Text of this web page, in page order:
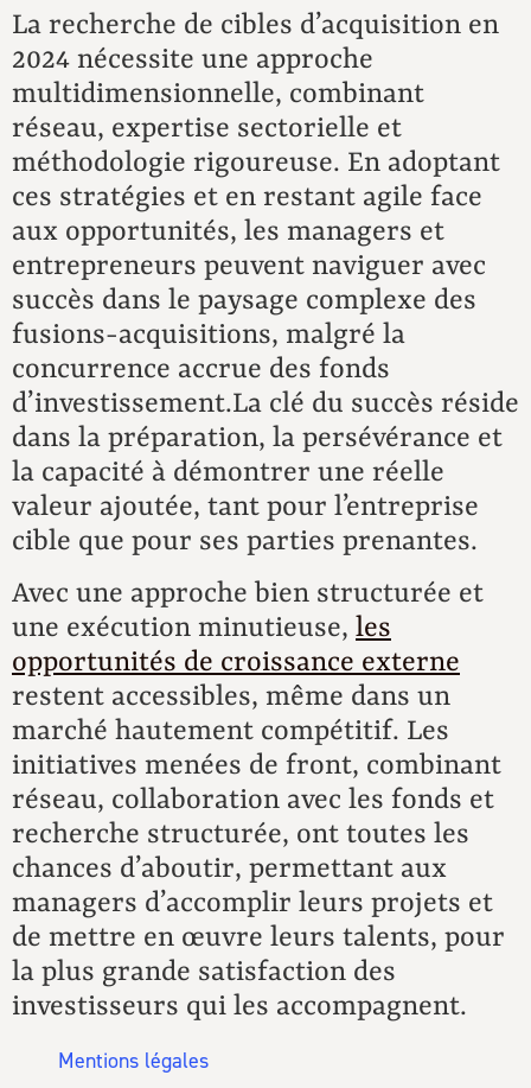
La recherche de cibles d’acquisition en
2024 nécessite une approche
multidimensionnelle, combinant
réseau, expertise sectorielle et
méthodologie rigoureuse. En adoptant
ces stratégies et en restant agile face
aux opportunités, les managers et
entrepreneurs peuvent naviguer avec
succès dans le paysage complexe des
fusions-acquisitions, malgré la
concurrence accrue des fonds
d’investissement.La clé du succès réside
dans la préparation, la persévérance et
la capacité à démontrer une réelle
valeur ajoutée, tant pour l’entreprise
cible que pour ses parties prenantes.
Avec une approche bien structurée et
une exécution minutieuse, les
opportunités de croissance externe
restent accessibles, même dans un
marché hautement compétitif. Les
initiatives menées de front, combinant
réseau, collaboration avec les fonds et
recherche structurée, ont toutes les
chances d’aboutir, permettant aux
managers d’accomplir leurs projets et
de mettre en œuvre leurs talents, pour
la plus grande satisfaction des
investisseurs qui les accompagnent.
Mentions légales